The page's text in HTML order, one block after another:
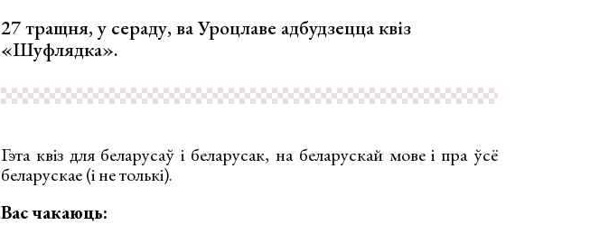
27 тращня, у сераду, ва Уроцлаве адбудзецца квіз
«Шуфлядка».
Гэта квіз для беларусаў і беларусак, на беларускай мове і пра ўсё
беларускае (і не толькі).
Вас чакаюць: